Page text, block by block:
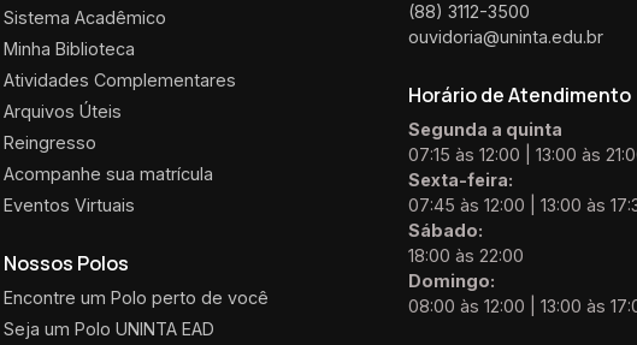
Sistema Acadêmico
Minha Biblioteca
Atividades Complementares
Arquivos Úteis
Reingresso
Acompanhe sua matrícula
Eventos Virtuais
Nossos Polos
Encontre um Polo perto de você
Seja um Polo UNINTA EAD
(88) 3112-3500
ouvidoria@uninta.edu.br
Horário de Atendimento
Segunda a quinta
07:15 às 12:00 | 13:00 às
Sexta-feira:
07:45 às 12:00 | 13:00 às
Sábado:
18:00 às 22:00
Domingo:
08:00 às 12:00 | 13:00 às